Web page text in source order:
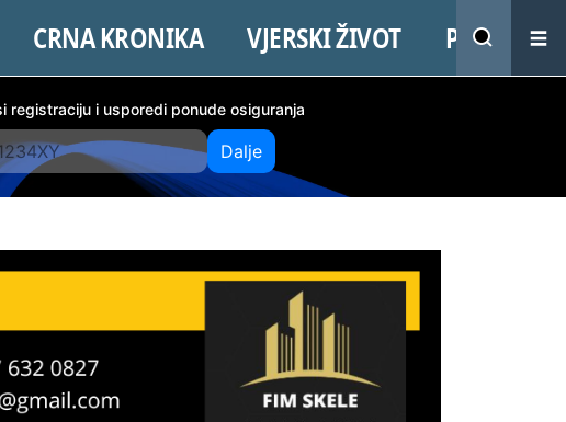
CRNA KRONIKA VJERSKI ŽIVOT PROMO
registraciju i usporedi ponude osiguranja
Dalje